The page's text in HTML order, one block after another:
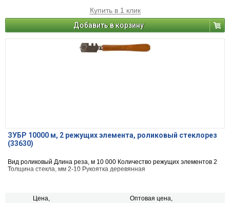
Купить в 1 клик
Добавить в корзину
ЗУБР 10000 м, 2 режущих элемента, роликовый стеклорез
(33630)
Вид ро­ли­ко­вый Длина реза, м 10 000 Количество режущих элементов 2
Толщина стекла, мм 2-10 Рукоятка де­ре­вян­ная
Цена, Оптовая цена,